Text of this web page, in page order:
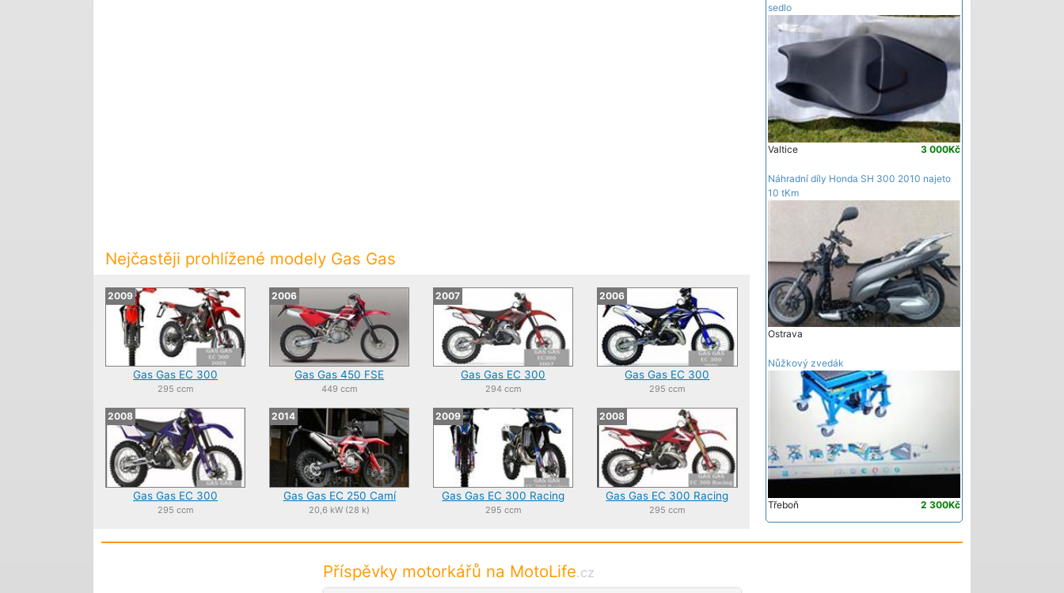
Nejčastěji prohlížené modely Gas Gas
2009
Gas Gas EC 300
295 ccm
2006
Gas Gas 450 FSE
449 ccm
2007
Gas Gas EC 300
294 ccm
2006
Gas Gas EC 300
295 ccm
2008
Gas Gas EC 300
295 ccm
2014
Gas Gas EC 250 Camí
20,6 kW (28 k)
2009
Gas Gas EC 300 Racing
295 ccm
2008
Gas Gas EC 300 Racing
295 ccm
sedlo
3 000Kč
Valtice
Náhradní díly Honda SH 300 2010 najeto
10 tKm
Ostrava
Nůžkový zvedák
2 300Kč
Třeboň
Příspěvky motorkářů na MotoLife.cz